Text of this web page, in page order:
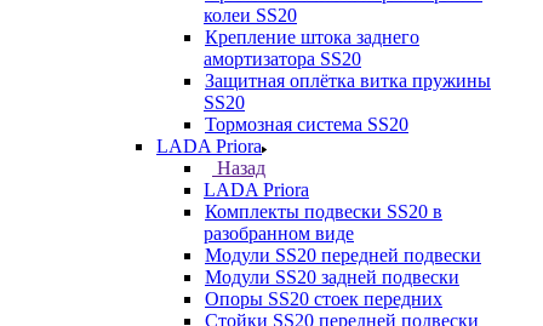
колеи SS20
Крепление штока заднего
амортизатора SS20
Защитная оплётка витка пружины
SS20
Тормозная система SS20
LADA Priora
Назад
LADA Priora
Комплекты подвески SS20 в
разобранном виде
Модули SS20 передней подвески
Модули SS20 задней подвески
Опоры SS20 стоек передних
Стойки SS20 передней подвески